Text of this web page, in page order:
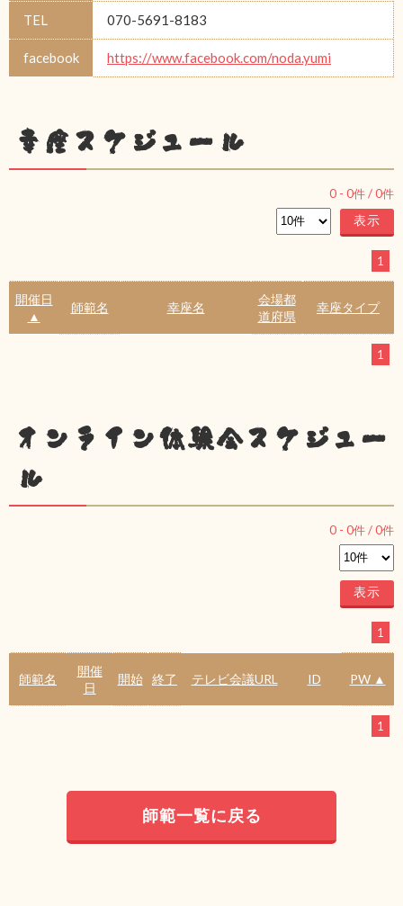
TEL 070-5691-8183
facebook https://www.facebook.com/noda.yumi
幸座スケジュール
0 - 0件 /0件
1
開催日
▲
師範名 幸座名
会場都
道府県
幸座タイプ
1
オンライン体験会スケジュー
ル
0 - 0件 /0件
1
師範名
開催
日
開始 終了 テレビ会議URL ID PW ▲
1
師範一覧に戻る